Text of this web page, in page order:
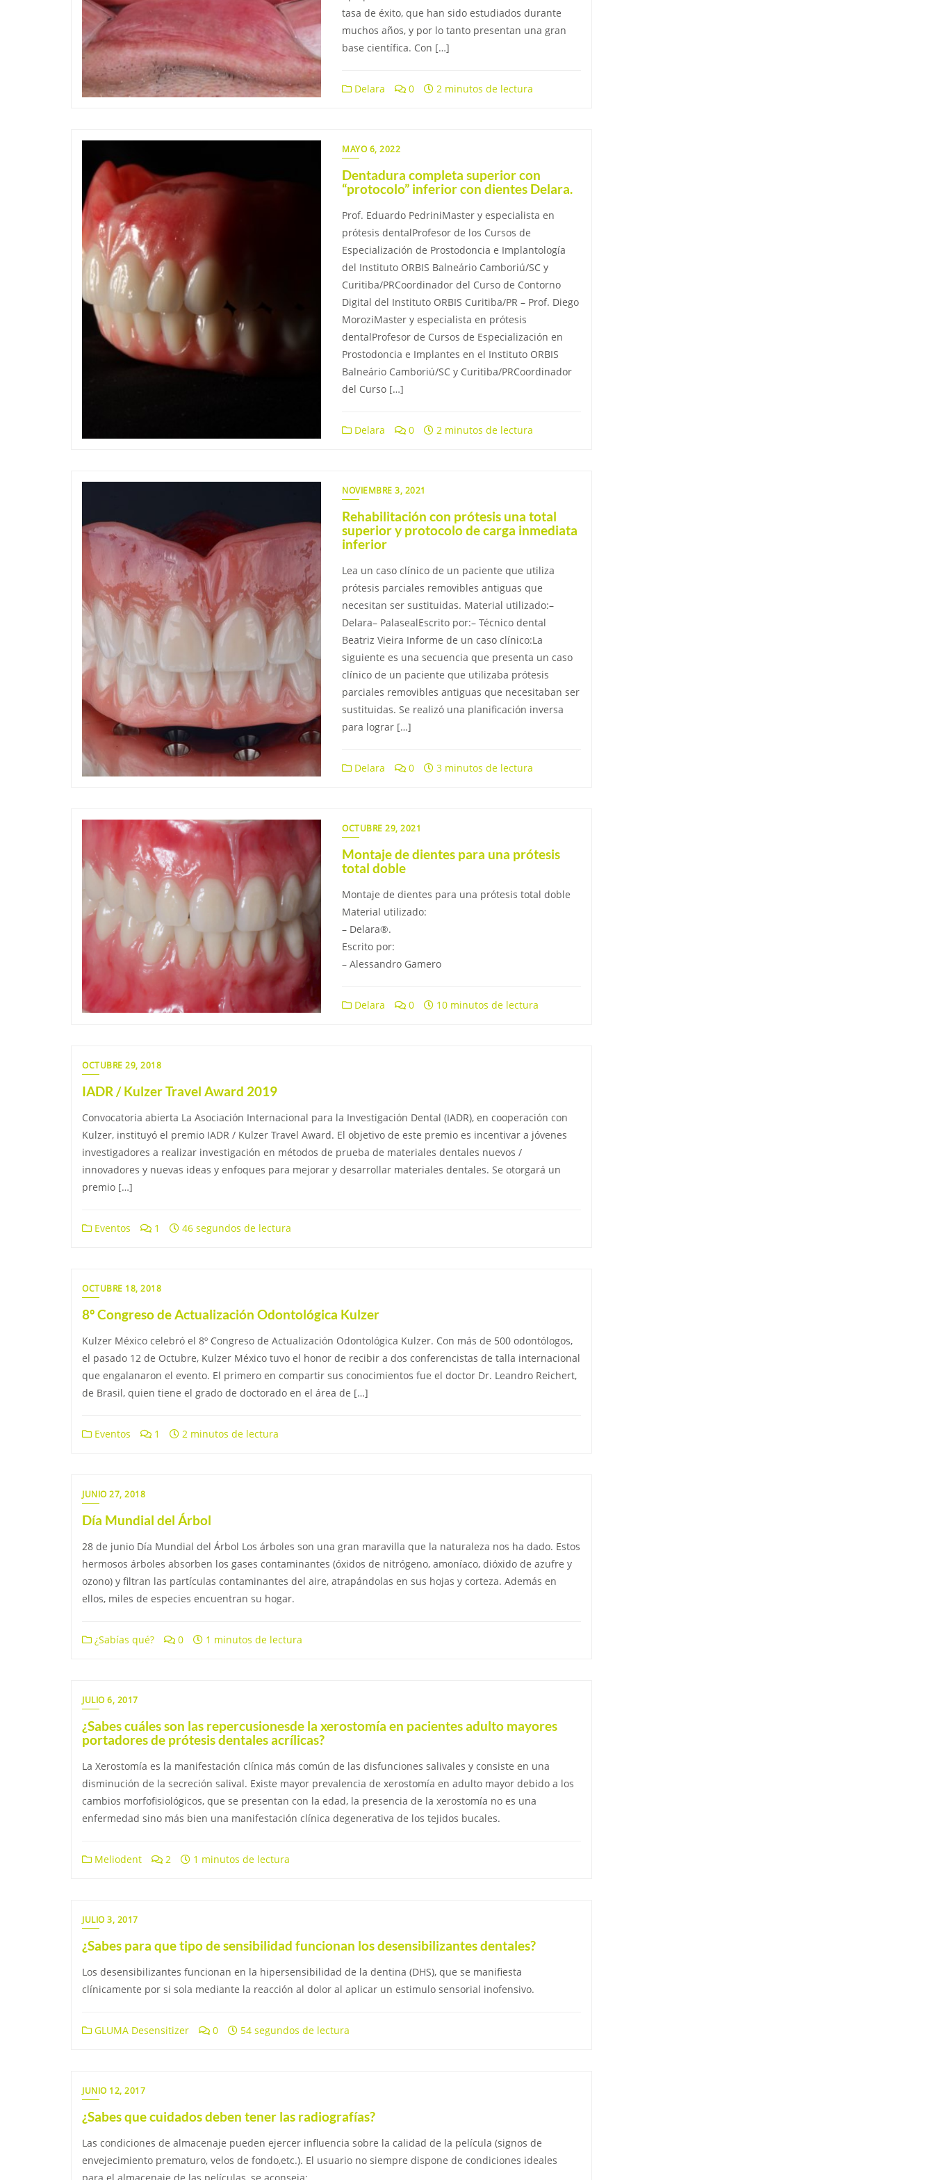
tasa de éxito, que han sido estudiados durante
muchos años, y por lo tanto presentan una gran
base científica. Con […]
Delara 0 2 minutos de lectura
MAYO 6, 2022
Dentadura completa superior con
“protocolo” inferior con dientes Delara.
Prof. Eduardo PedriniMaster y especialista en
prótesis dentalProfesor de los Cursos de
Especialización de Prostodoncia e Implantología
del Instituto ORBIS Balneário Camboriú/SC y
Curitiba/PRCoordinador del Curso de Contorno
Digital del Instituto ORBIS Curitiba/PR – Prof. Diego
MoroziMaster y especialista en prótesis
dentalProfesor de Cursos de Especialización en
Prostodoncia e Implantes en el Instituto ORBIS
Balneário Camboriú/SC y Curitiba/PRCoordinador
del Curso […]
Delara 0 2 minutos de lectura
NOVIEMBRE 3, 2021
Rehabilitación con prótesis una total
superior y protocolo de carga inmediata
inferior
Lea un caso clínico de un paciente que utiliza
prótesis parciales removibles antiguas que
necesitan ser sustituidas. Material utilizado:–
Delara– PalasealEscrito por:– Técnico dental
Beatriz Vieira Informe de un caso clínico:La
siguiente es una secuencia que presenta un caso
clínico de un paciente que utilizaba prótesis
parciales removibles antiguas que necesitaban ser
sustituidas. Se realizó una planificación inversa
para lograr […]
Delara 0 3 minutos de lectura
OCTUBRE 29, 2021
Montaje de dientes para una prótesis
total doble
Montaje de dientes para una prótesis total doble
Material utilizado:
– Delara®.
Escrito por:
– Alessandro Gamero
Delara 0 10 minutos de lectura
OCTUBRE 29, 2018
IADR / Kulzer Travel Award 2019
Convocatoria abierta La Asociación Internacional para la Investigación Dental (IADR), en cooperación con
Kulzer, instituyó el premio IADR / Kulzer Travel Award. El objetivo de este premio es incentivar a jóvenes
investigadores a realizar investigación en métodos de prueba de materiales dentales nuevos /
innovadores y nuevas ideas y enfoques para mejorar y desarrollar materiales dentales. Se otorgará un
premio […]
Eventos 1 46 segundos de lectura
OCTUBRE 18, 2018
8º Congreso de Actualización Odontológica Kulzer
Kulzer México celebró el 8º Congreso de Actualización Odontológica Kulzer. Con más de 500 odontólogos,
el pasado 12 de Octubre, Kulzer México tuvo el honor de recibir a dos conferencistas de talla internacional
que engalanaron el evento. El primero en compartir sus conocimientos fue el doctor Dr. Leandro Reichert,
de Brasil, quien tiene el grado de doctorado en el área de […]
Eventos 1 2 minutos de lectura
JUNIO 27, 2018
Día Mundial del Árbol
28 de junio Día Mundial del Árbol Los árboles son una gran maravilla que la naturaleza nos ha dado. Estos
hermosos árboles absorben los gases contaminantes (óxidos de nitrógeno, amoníaco, dióxido de azufre y
ozono) y filtran las partículas contaminantes del aire, atrapándolas en sus hojas y corteza. Además en
ellos, miles de especies encuentran su hogar.
¿Sabías qué? 0 1 minutos de lectura
JULIO 6, 2017
¿Sabes cuáles son las repercusionesde la xerostomía en pacientes adulto mayores
portadores de prótesis dentales acrílicas?
La Xerostomía es la manifestación clínica más común de las disfunciones salivales y consiste en una
disminución de la secreción salival. Existe mayor prevalencia de xerostomía en adulto mayor debido a los
cambios morfofisiológicos, que se presentan con la edad, la presencia de la xerostomía no es una
enfermedad sino más bien una manifestación clínica degenerativa de los tejidos bucales.
Meliodent 2 1 minutos de lectura
JULIO 3, 2017
¿Sabes para que tipo de sensibilidad funcionan los desensibilizantes dentales?
Los desensibilizantes funcionan en la hipersensibilidad de la dentina (DHS), que se manifiesta
clínicamente por si sola mediante la reacción al dolor al aplicar un estimulo sensorial inofensivo.
GLUMA Desensitizer 0 54 segundos de lectura
JUNIO 12, 2017
¿Sabes que cuidados deben tener las radiografías?
Las condiciones de almacenaje pueden ejercer influencia sobre la calidad de la película (signos de
envejecimiento prematuro, velos de fondo,etc.). El usuario no siempre dispone de condiciones ideales